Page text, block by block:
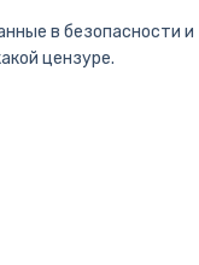
в безопасности и
цензуре.